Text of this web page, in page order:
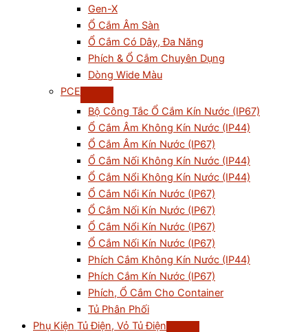
Gen-X
Ổ Cắm Âm Sàn
Ổ Cắm Có Dây, Đa Năng
Phích & Ổ Cắm Chuyên Dụng
Dòng Wide Màu
PCE
Bộ Công Tắc Ổ Cắm Kín Nước (IP67)
Ổ Cắm Âm Không Kín Nước (IP44)
Ổ Cắm Âm Kín Nước (IP67)
Ổ Cắm Nối Không Kín Nước (IP44)
Ổ Cắm Nổi Không Kín Nước (IP44)
Ổ Cắm Nổi Kín Nước (IP67)
Ổ Cắm Nối Kín Nước (IP67)
Ổ Cắm Nổi Kín Nước (IP67)
Ổ Cắm Nối Kín Nước (IP67)
Phích Cắm Không Kín Nước (IP44)
Phích Cắm Kín Nước (IP67)
Phích, Ổ Cắm Cho Container
Tủ Phân Phối
Phụ Kiện Tủ Điện, Vỏ Tủ Điện